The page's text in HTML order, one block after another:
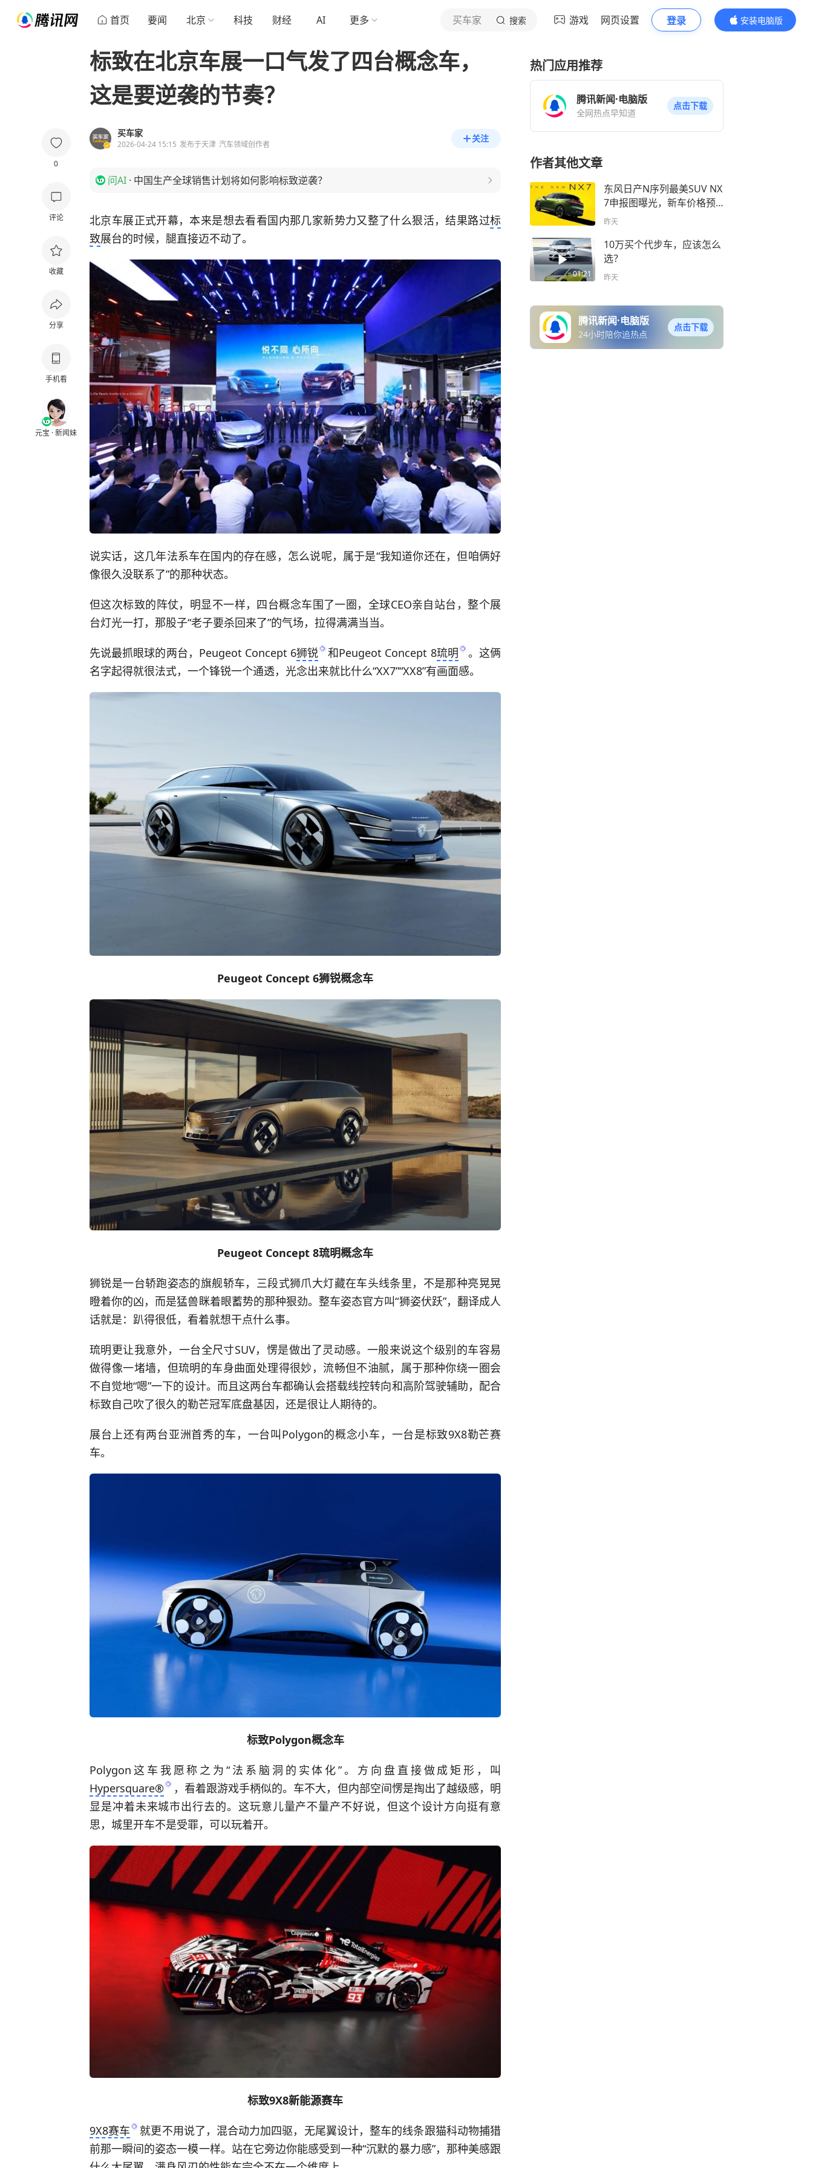
首页 要闻 北京 科技 财经 AI 更多 买车家 搜索 游戏 网页设置 登录
安装电脑版
内容更精彩
0
评论
收藏
分享
手机看
元宝 · 新闻妹
标致在北京车展一口气发了四台概念车，
这是要逆袭的节奏？
买车家
2026-04-24 15:15 发布于天津 汽车领域创作者
关注
问AI · 中国生产全球销售计划将如何影响标致逆袭？
北京车展正式开幕，本来是想去看看国内那几家新势力又整了什么狠活，结果路过标
致展台的时候，腿直接迈不动了。
说实话，这几年法系车在国内的存在感，怎么说呢，属于是“我知道你还在，但咱俩好
像很久没联系了”的那种状态。
但这次标致的阵仗，明显不一样，四台概念车围了一圈，全球CEO亲自站台，整个展
台灯光一打，那股子“老子要杀回来了”的气场，拉得满满当当。
先说最抓眼球的两台，Peugeot Concept 6狮锐 和Peugeot Concept 8琉明
。这俩
名字起得就很法式，一个锋锐一个通透，光念出来就比什么“XX7”“XX8”有画面感。
Peugeot Concept 6狮锐概念车
Peugeot Concept 8琉明概念车
狮锐是一台轿跑姿态的旗舰轿车，三段式狮爪大灯藏在车头线条里，不是那种亮晃晃
瞪着你的凶，而是猛兽眯着眼蓄势的那种狠劲。整车姿态官方叫“狮姿伏跃”，翻译成人
话就是：趴得很低，看着就想干点什么事。
琉明更让我意外，一台全尺寸SUV，愣是做出了灵动感。一般来说这个级别的车容易
做得像一堵墙，但琉明的车身曲面处理得很妙，流畅但不油腻，属于那种你绕一圈会
不自觉地“嗯”一下的设计。而且这两台车都确认会搭载线控转向和高阶驾驶辅助，配合
标致自己吹了很久的勒芒冠军底盘基因，还是很让人期待的。
展台上还有两台亚洲首秀的车，一台叫Polygon的概念小车，一台是标致9X8勒芒赛
车。
标致Polygon概念车
Polygon这车我愿称之为“法系脑洞的实体化”。方向盘直接做成矩形，叫
Hypersquare®
，看着跟游戏手柄似的。车不大，但内部空间愣是掏出了越级感，明
显是冲着未来城市出行去的。这玩意儿量产不量产不好说，但这个设计方向挺有意
思，城里开车不是受罪，可以玩着开。
标致9X8新能源赛车
9X8赛车
就更不用说了，混合动力加四驱，无尾翼设计，整车的线条跟猫科动物捕猎
前那一瞬间的姿态一模一样。站在它旁边你能感受到一种“沉默的暴力感”，那种美感跟
热门应用推荐
腾讯新闻·电脑版
全网热点早知道
点击下载
作者其他文章
东风日产N序列最美SUV NX
7申报图曝光，新车价格预
估15-18万元
昨天
01:21
10万买个代步车，应该怎么
选？
昨天
腾讯新闻·电脑版
24小时陪你追热点
点击下载